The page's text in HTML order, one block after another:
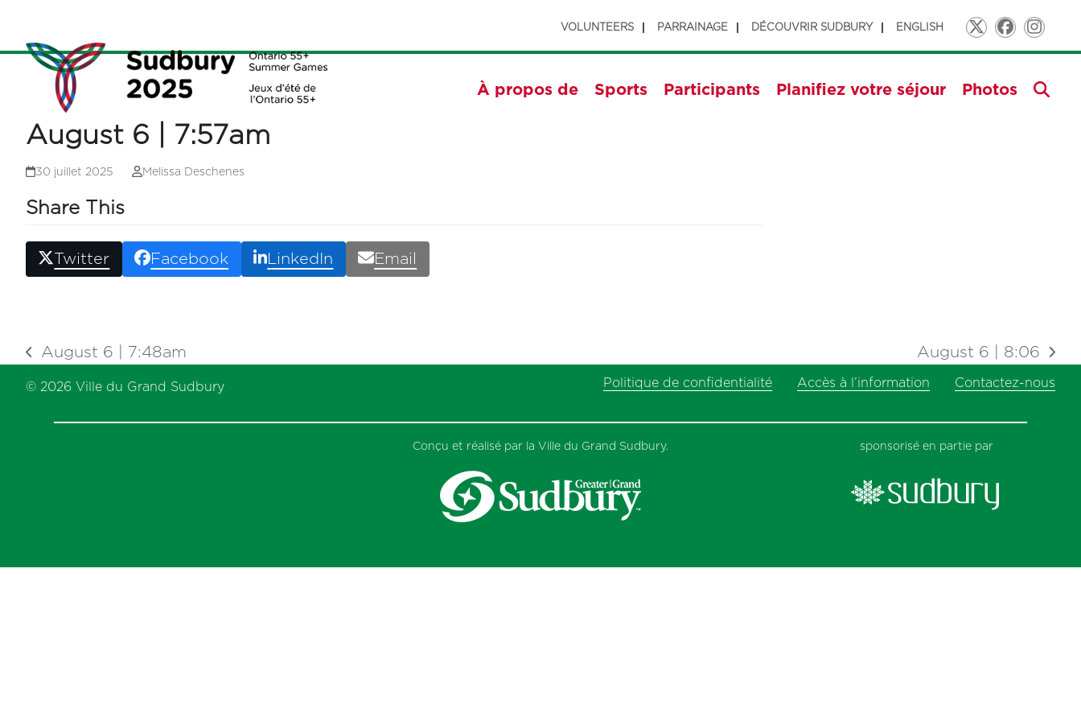
content
VOLUNTEERS PARRAINAGE DÉCOUVRIR SUDBURY ENGLISH Twitter
À propos de Sports Participants Planifiez votre séjour Photos
August 6 | 7:57am
30 juillet 2025 Melissa Deschenes
Share This
Twitter Facebook LinkedIn Email
previous
post:
August 6 | 7:48am
next
post:
August 6 | 8:06
© 2026 Ville du Grand Sudbury Politique de confidentialité Accès à l’information Contactez-nous
Conçu et réalisé par la Ville du Grand Sudbury. sponsorisé en partie par